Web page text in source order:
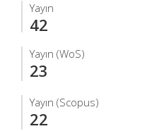
Yayın
42
Yayın (WoS)
23
Yayın (Scopus)
22